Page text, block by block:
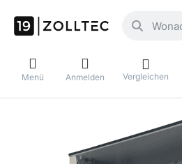
Geben
Menü Anmelden Vergleichen